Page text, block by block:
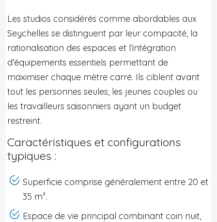
Les studios considérés comme abordables aux
Seychelles se distinguent par leur compacité, la
rationalisation des espaces et l’intégration
d’équipements essentiels permettant de
maximiser chaque mètre carré. Ils ciblent avant
tout les personnes seules, les jeunes couples ou
les travailleurs saisonniers ayant un budget
restreint.
Caractéristiques et configurations
typiques :
Superficie comprise généralement entre 20 et
35 m².
Espace de vie principal combinant coin nuit,